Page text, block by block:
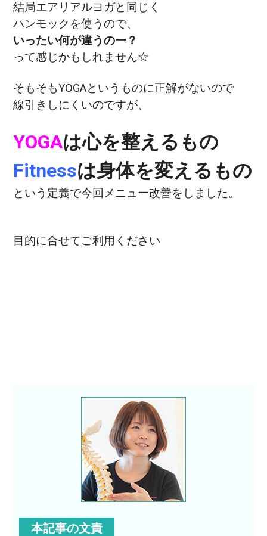
結局エアリアルヨガと同じく
ハンモックを使うので、
いったい何が違うのー？
って感じかもしれません☆
そもそもYOGAというものに正解がないので
線引きしにくいのですが、
YOGAは心を整えるもの
Fitnessは身体を変えるもの
という定義で今回メニュー改善をしました。
目的に合せてご利用ください
本記事の文責